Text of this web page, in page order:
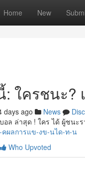
Home New
ใครชนะ?
days ago News
ล ล่าสุด ! ใคร ได้ ผู้ชนะ
ผลการแข-งข-นได-ท-น
Who Upvoted